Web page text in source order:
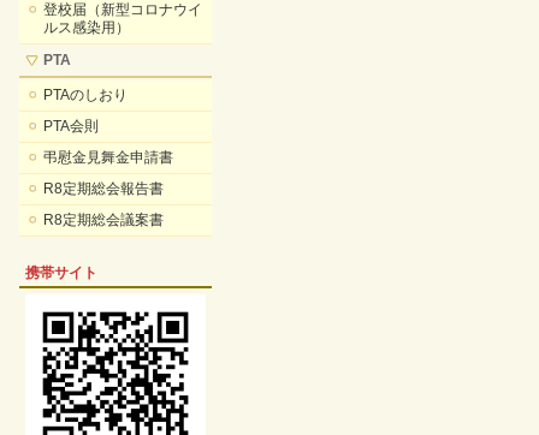
登校届（新型コロナウイ
ルス感染用）
PTA
PTAのしおり
PTA会則
弔慰金見舞金申請書
R8定期総会報告書
R8定期総会議案書
携帯サイト